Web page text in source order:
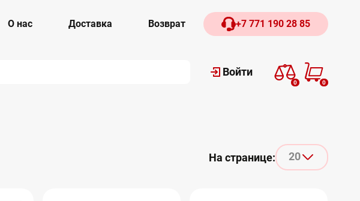
О нас Доставка Возврат +7 771 190 28 85
Войти
0 0
На странице: 20